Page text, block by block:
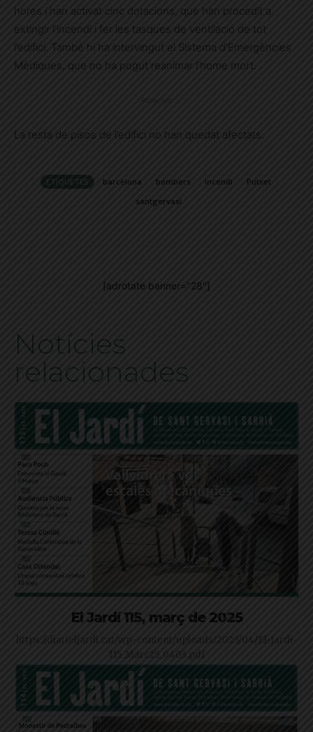
hores i han activat cinc dotacions, que han procedit a
extingir l’incendi i fer les tasques de ventilació de tot
l’edifici. També hi ha intervingut el Sistema d’Emergències
Médiques, que no ha pogut reanimar l’home mort.
La resta de pisos de l’edifici no han quedat afectats.
ETIQUETES barcelona bombers incendi
Putxet
santgervasi
[adrotate banner="28"]
Notícies
relacionades
El Jardí 115, març de 2025
https://diarieljardi.cat/wp-content/uploads/2025/04/El-Jardi-
115_Marc25_0403.pdf